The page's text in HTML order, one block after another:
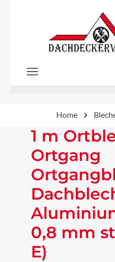
Zum Hauptinhalt springen
Home
1 m
Ortgang
0,8 mm
E)